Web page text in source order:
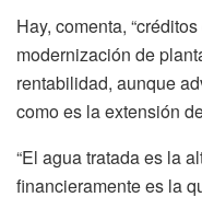
Hay, comenta,
modernización de
rentabilidad, aunque
como es la extensión
“El agua tratada es la
financieramente es la